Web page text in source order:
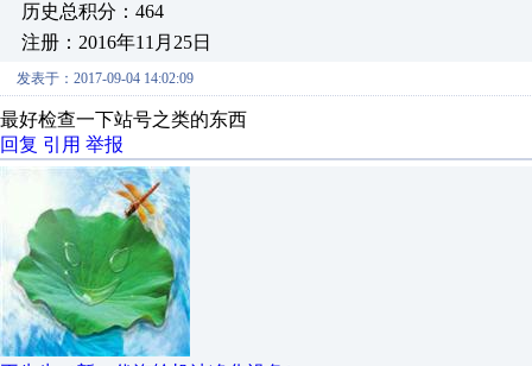
历史总积分：464
注册：2016年11月25日
发表于：2017-09-04 14:02:09
最好检查一下站号之类的东西
回复 引用 举报